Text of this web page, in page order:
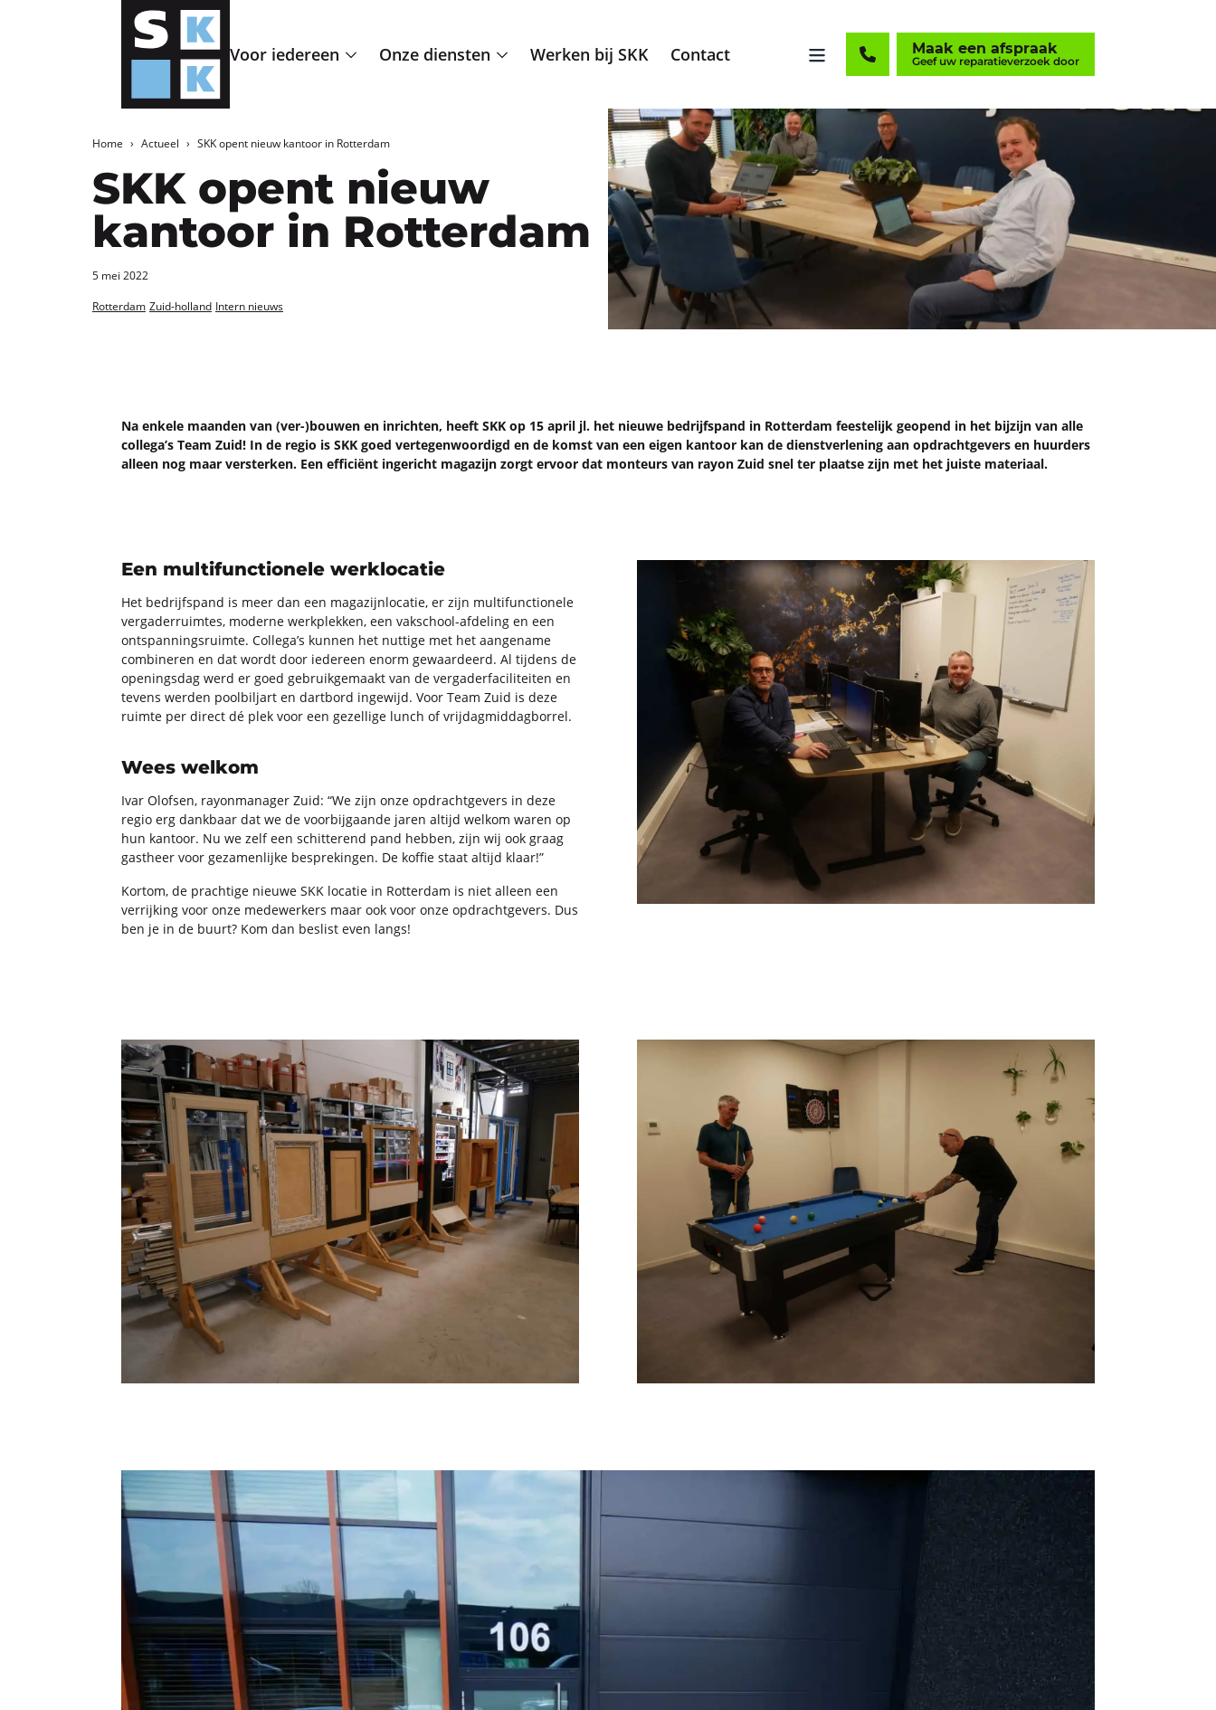
Voor iedereen Onze diensten Werken bij SKK Contact Maak een afspraak
Geef uw reparatieverzoek door
Home Actueel SKK opent nieuw kantoor in Rotterdam
SKK opent nieuw
kantoor in Rotterdam
5 mei 2022
Rotterdam Zuid-holland Intern nieuws
Na en­ke­le maan­den van (ver-)bou­wen en in­rich­ten, heeft SKK op 15 april jl. het nieu­we be­drijfs­pand in Rot­ter­dam fees­te­lijk ge­o­pend in het bij­zijn van alle
col­le­ga’s Team Zuid! In de regio is SKK goed ver­te­gen­woor­digd en de komst van een eigen kan­toor kan de dienst­ver­le­ning aan op­dracht­ge­vers en huur­ders
al­leen nog maar ver­ster­ken. Een ef­fi­ci­ënt in­ge­richt ma­ga­zijn zorgt er­voor dat mon­teurs van rayon Zuid snel ter plaat­se zijn met het juis­te ma­te­ri­aal.
Een multifunctionele werklocatie
Het be­drijfs­pand is meer dan een ma­ga­zijn­lo­ca­tie, er zijn mul­ti­func­ti­o­ne­le
ver­ga­der­ruim­tes, mo­der­ne werk­plek­ken, een vakschool-​afdeling en een
ont­span­nings­ruim­te. Col­le­ga’s kun­nen het nut­ti­ge met het aan­ge­na­me
com­bi­ne­ren en dat wordt door ie­der­een enorm ge­waar­deerd. Al tij­dens de
ope­nings­dag werd er goed ge­bruik­ge­maakt van de ver­ga­der­fa­ci­li­tei­ten en
te­vens wer­den pool­bil­jart en dart­bord in­ge­wijd. Voor Team Zuid is deze
ruim­te per di­rect dé plek voor een ge­zel­li­ge lunch of vrij­dag­mid­dag­bor­rel.
Wees welkom
Ivar Olof­sen, ray­on­ma­na­ger Zuid: “We zijn onze op­dracht­ge­vers in deze
regio erg dank­baar dat we de voor­bij­gaan­de jaren al­tijd wel­kom waren op
hun kan­toor. Nu we zelf een schit­te­rend pand heb­ben, zijn wij ook graag
gast­heer voor ge­za­men­lij­ke be­spre­kin­gen. De kof­fie staat al­tijd klaar!”
Kort­om, de prach­ti­ge nieu­we SKK lo­ca­tie in Rot­ter­dam is niet al­leen een
ver­rij­king voor onze me­de­wer­kers maar ook voor onze op­dracht­ge­vers. Dus
ben je in de buurt? Kom dan be­slist even langs!